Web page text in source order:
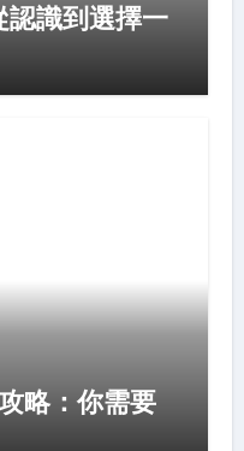
認識到選擇一
略：你需要